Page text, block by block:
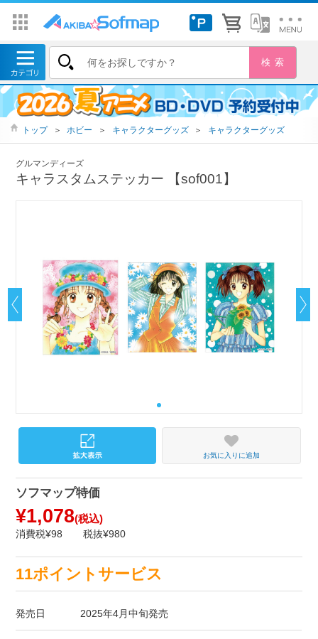
トップ ＞ ホビー ＞ キャラクターグッズ ＞ キャラクターグッズ
グルマンディーズ
キャラスタムステッカー 【sof001】
お気に入りに追加
ソフマップ特価
¥1,078(税込)
消費税¥98 税抜¥980
11ポイントサービス
発売日 2025年4月中旬発売